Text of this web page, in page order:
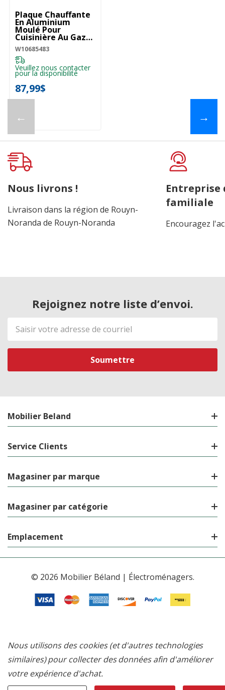
←
Plaque Chauffante
En Aluminium
Moulé Pour
Cuisinière Au Gaz
W10685483
W10685483
Veuillez nous contacter
pour la disponibilité
87,99$
→
Nous livrons !
Livraison dans la région de Rouyn-
Noranda de Rouyn-Noranda
Entreprise
familiale
Encouragez
Rejoignez notre liste d’envoi.
Adresse
de
courriel
Mobilier Beland
Service Clients
Magasiner par marque
Magasiner par catégorie
Emplacement
© 2026 Mobilier Béland | Électroménagers.
Nous utilisons des cookies (et d'autres technologies
similaires) pour collecter des données afin d'améliorer
votre expérience d'achat.